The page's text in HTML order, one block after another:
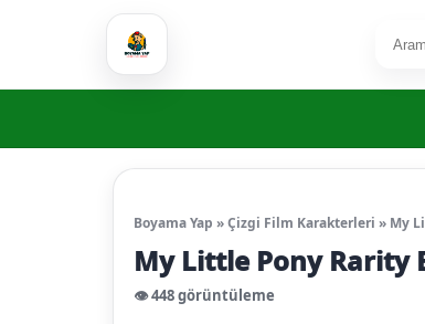
Boyama Yap »Çizgi Film Karakterleri » My
My Little Pony Rarity
👁️ 448 görüntüleme